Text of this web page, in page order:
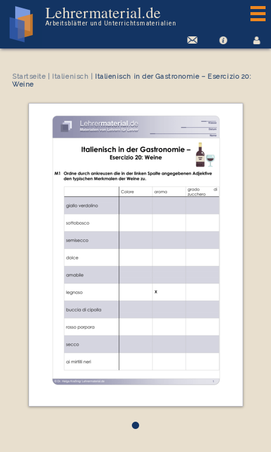
Lehrermaterial.de
Arbeitsblätter und Unterrichtsmaterialien
Startseite| Italienisch
Italienisch in der Gastronomie – Esercizio 20:
Weine
•